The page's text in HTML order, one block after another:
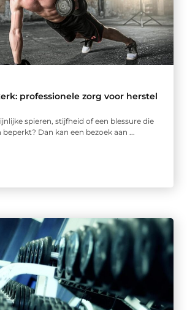
professionele zorg voor herstel
spieren, stijfheid of een blessure die
beperkt? Dan kan een bezoek aan ...